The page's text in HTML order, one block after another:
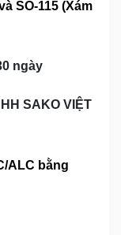
SO-115 (Xám
ngày
SAKO VIỆT
ALC bằng